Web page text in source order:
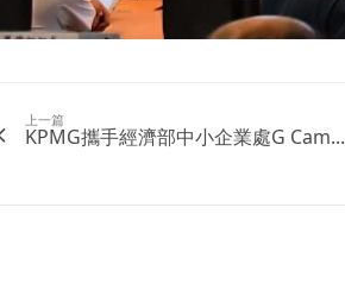
上一篇
KPMG攜手經濟部中小企業處G Cam...